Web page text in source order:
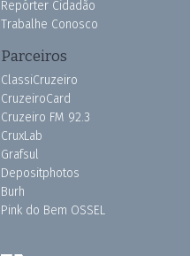
Repórter Cidadão
Trabalhe Conosco
Parceiros
ClassiCruzeiro
CruzeiroCard
Cruzeiro FM 92.3
CruxLab
Grafsul
Depositphotos
Burh
Pink do Bem OSSEL